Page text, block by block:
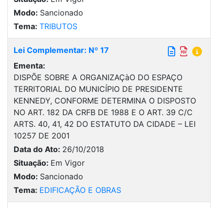
Modo: Sancionado
Tema: TRIBUTOS
Lei Complementar: Nº 17
Ementa:
DISPÕE SOBRE A ORGANIZAÇàO DO ESPAÇO
TERRITORIAL DO MUNICÍPIO DE PRESIDENTE
KENNEDY, CONFORME DETERMINA O DISPOSTO
NO ART. 182 DA CRFB DE 1988 E O ART. 39 C/C
ARTS. 40, 41, 42 DO ESTATUTO DA CIDADE – LEI
10257 DE 2001
Data do Ato: 26/10/2018
Situação: Em Vigor
Modo: Sancionado
Tema: EDIFICAÇÃO E OBRAS